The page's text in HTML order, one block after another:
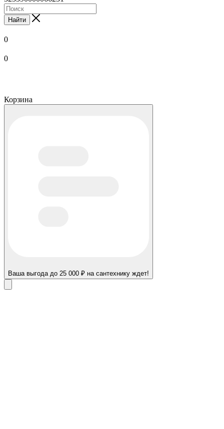
Найти
0
0
Корзина
Ваша выгода до 25 000 ₽ на сантехнику ждет!